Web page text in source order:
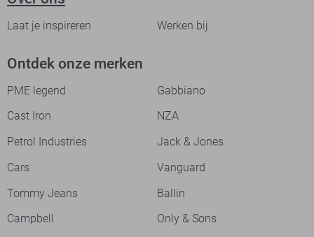
Laat je inspireren Werken bij
Ontdek onze merken
PME legend
Gabbiano
Cast Iron
NZA
Petrol Industries
Jack & Jones
Cars
Vanguard
Tommy Jeans
Ballin
Campbell
Only & Sons